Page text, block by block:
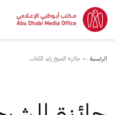
الرئيسية جائزة الشيخ زايد للكتاب